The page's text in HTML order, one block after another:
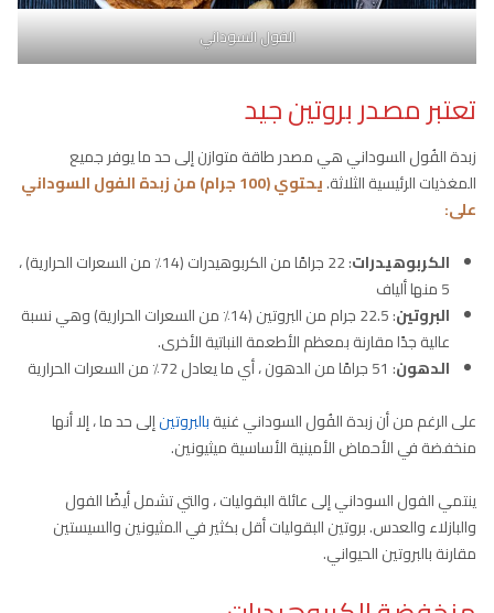
الفول السوداني
تعتبر مصدر بروتين جيد
زبدة الفُول السوداني هي مصدر طاقة متوازن إلى حد ما يوفر جميع
المغذيات الرئيسية الثلاثة.
يحتوي (100 جرام) من زبدة الفول السوداني
على:
الكربوهيدرات
: 22 جرامًا من الكربوهيدرات (14٪ من السعرات الحرارية) ،
5 منها ألياف
البروتين
: 22.5 جرام من البروتين (14٪ من السعرات الحرارية) وهي نسبة
عالية جدًا مقارنة بمعظم الأطعمة النباتية الأخرى.
الدهون: 51 جرامًا من الدهون ، أي ما يعادل 72٪ من السعرات الحرارية
على الرغم من أن زبدة الفُول السوداني غنيةبالبروتينإلى حد ما ، إلا أنها
منخفضة في الأحماض الأمينية الأساسية ميثيونين.
ينتمي الفول السوداني إلى عائلة البقوليات ، والتي تشمل أيضًا الفول
والبازلاء والعدس. بروتين البقوليات أقل بكثير في المثيونين والسيستين
مقارنة بالبروتين الحيواني.